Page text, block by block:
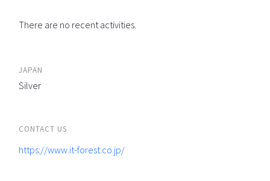
There are no recent activities.
JAPAN
Silver
CONTACT US
https://www.it-forest.co.jp/